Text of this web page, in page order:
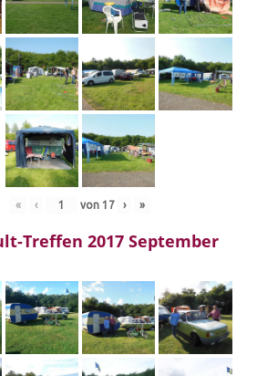
« ‹ von 17 › »
Treffen 2017 September